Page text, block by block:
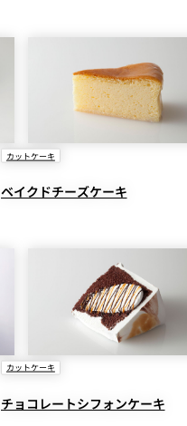
カットケーキ
ベイクドチーズケーキ
カットケーキ
チョコレートシフォンケーキ